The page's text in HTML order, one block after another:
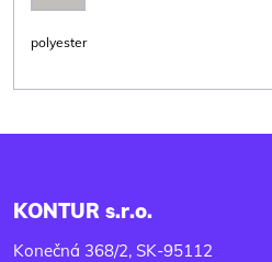
polyester
KONTUR s.r.o.
Konečná 368/2, SK-95112